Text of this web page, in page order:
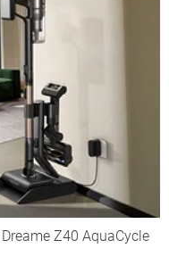
Z40 AquaCycle